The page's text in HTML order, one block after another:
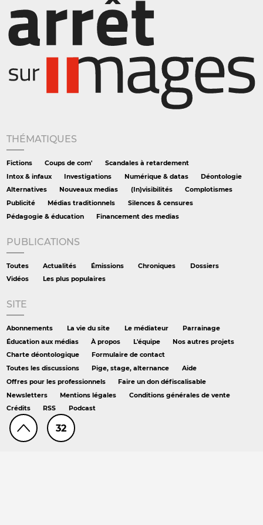
32
THÉMATIQUES
Fictions Coups de com'
Scandales à retardement
Intox & infaux
Investigations Numérique & datas
Déontologie
Alternatives
Nouveaux medias (In)visibilités
Complotismes
Publicité
Médias traditionnels
Silences & censures
Pédagogie & éducation
Financement des medias
PUBLICATIONS
Toutes Actualités Émissions Chroniques
Dossiers
Vidéos
Les plus populaires
SITE
Abonnements La vie du site Le médiateur
Parrainage
Éducation aux médias
À propos L'équipe
Nos autres projets
Charte déontologique
Formulaire de contact
Toutes les discussions
Pige, stage, alternance
Aide
Offres pour les professionnels
Faire un don défiscalisable
Newsletters
Mentions légales
Conditions générales de vente
Crédits
RSS Podcast